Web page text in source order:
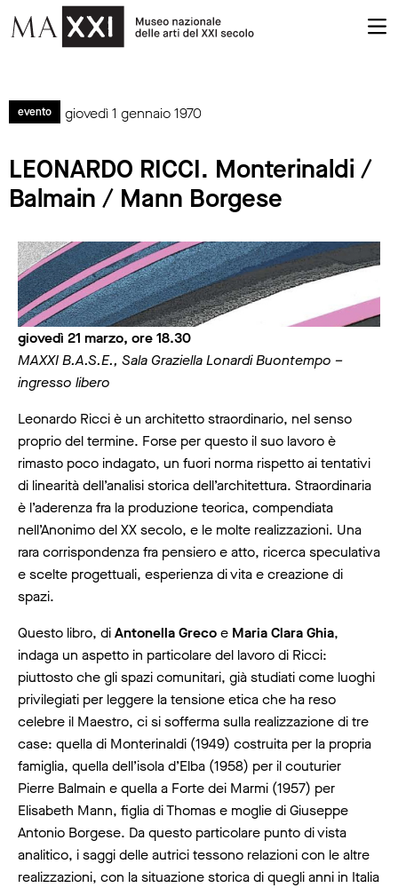
evento giovedì 1 gennaio 1970
LEONARDO RICCI. Monterinaldi /
Balmain / Mann Borgese
giovedì 21 marzo, ore 18.30
MAXXI B.A.S.E., Sala Graziella Lonardi Buontempo –
ingresso libero
Leonardo Ricci è un architetto straordinario, nel senso
proprio del termine. Forse per questo il suo lavoro è
rimasto poco indagato, un fuori norma rispetto ai tentativi
di linearità dell’analisi storica dell’architettura. Straordinaria
è l’aderenza fra la produzione teorica, compendiata
nell’Anonimo del XX secolo, e le molte realizzazioni. Una
rara corrispondenza fra pensiero e atto, ricerca speculativa
e scelte progettuali, esperienza di vita e creazione di
spazi.
Questo libro, diAntonella Grecoe Maria Clara Ghia,
indaga un aspetto in particolare del lavoro di Ricci:
piuttosto che gli spazi comunitari, già studiati come luoghi
privilegiati per leggere la tensione etica che ha reso
celebre il Maestro, ci si sofferma sulla realizzazione di tre
case: quella di Monterinaldi (1949) costruita per la propria
famiglia, quella dell’isola d’Elba (1958) per il couturier
Pierre Balmain e quella a Forte dei Marmi (1957) per
Elisabeth Mann, figlia di Thomas e moglie di Giuseppe
Antonio Borgese. Da questo particolare punto di vista
analitico, i saggi delle autrici tessono relazioni con le altre
realizzazioni, con la situazione storica di quegli anni in Italia